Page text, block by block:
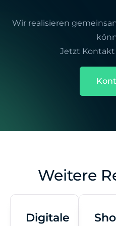
Wir realisieren
Jetzt
Weitere
Digitale